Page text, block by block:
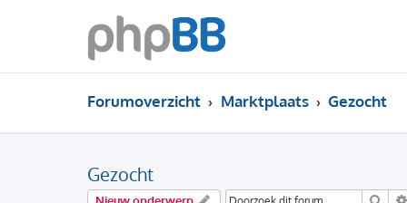
Forumoverzicht Marktplaats Gezocht
Gezocht
Zoek